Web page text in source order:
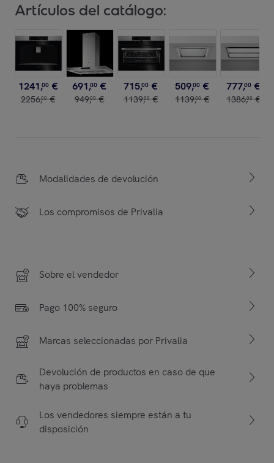
Artículos del catálogo:
1241,00 €
2256,00 €
691,00 €
949,00 €
715,00 €
1139,00 €
509,00 €
1139,00 €
777,00 €
1386,00 €
Modalidades de devolución
Los compromisos de Privalia
Sobre el vendedor
Pago 100% seguro
Marcas seleccionadas por Privalia
Devolución de productos en caso de que
haya problemas
Los vendedores siempre están a tu
disposición